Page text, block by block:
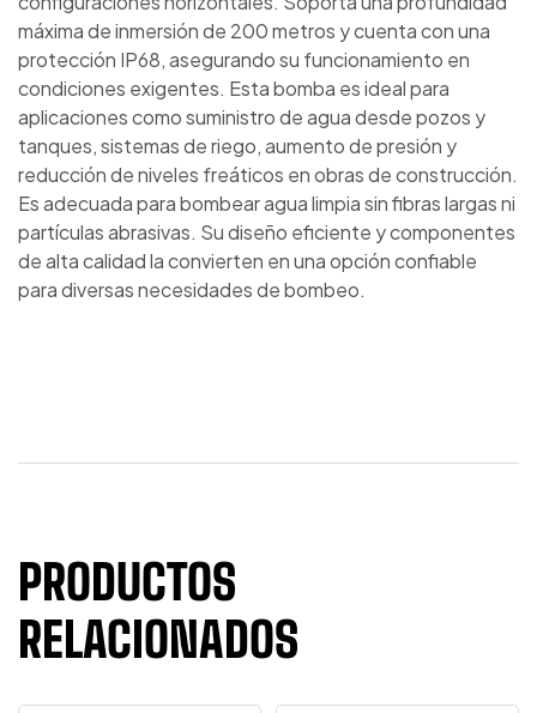
máxima de inmersión de 200 metros y cuenta con una
protección IP68, asegurando su funcionamiento en
condiciones exigentes. Esta bomba es ideal para
aplicaciones como suministro de agua desde pozos y
tanques, sistemas de riego, aumento de presión y
reducción de niveles freáticos en obras de construcción.
Es adecuada para bombear agua limpia sin fibras largas ni
partículas abrasivas. Su diseño eficiente y componentes
de alta calidad la convierten en una opción confiable
para diversas necesidades de bombeo.
PRODUCTOS
RELACIONADOS